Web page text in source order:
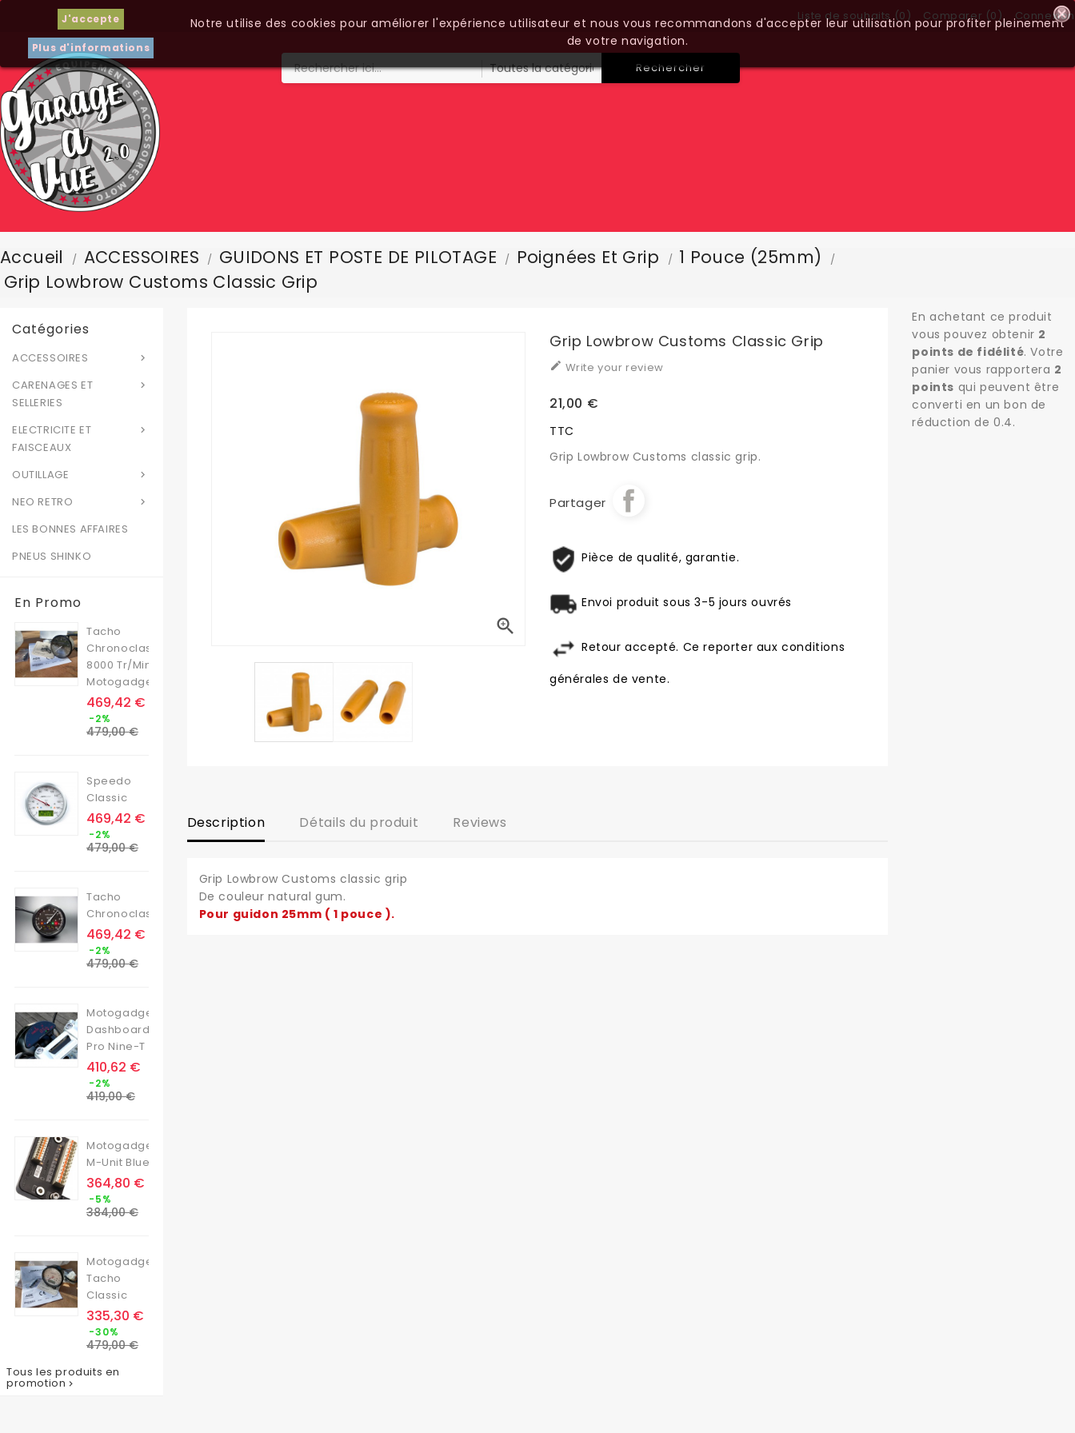
Connexion
Comparer (0)
Liste de souhaits (0)
Rechercher
J'accepte
Plus d'informations
Notre utilise des cookies pour améliorer l'expérience utilisateur et nous vous recommandons d'accepter leur utilisation pour profiter pleinement
de votre navigation.
Accueil ACCESSOIRES GUIDONS ET POSTE DE PILOTAGE Poignées Et Grip
1 Pouce (25mm)
Grip Lowbrow Customs Classic Grip
Catégories

ACCESSOIRES

CARENAGES ET
SELLERIES

ELECTRICITE ET
FAISCEAUX

OUTILLAGE

NEO RETRO
LES BONNES AFFAIRES
PNEUS SHINKO
En Promo
Tacho
Chronoclassic
8000 Tr/min
Motogadget
Prix
469,42 €
-2%
de
479,00 €
Speedo
Classic
Prix
469,42 €
-2%
de
479,00 €
Tacho
Chronoclassic
Prix
469,42 €
-2%
de
479,00 €
Motogadget
Dashboard
Pro Nine-T
Prix
410,62 €
-2%
de
419,00 €
Motogadget
M-Unit Blue
Prix
364,80 €
-5%
de
384,00 €
Motogadget
Tacho
Classic
Prix
335,30 €
-30%
de
479,00 €
Tous les produits en
promotion 

Grip Lowbrow Customs Classic Grip
 Write your review
21,00 €
TTC
Grip Lowbrow Customs classic grip.
Partager
Pièce de qualité, garantie.
Envoi produit sous 3-5 jours ouvrés
Retour accepté. Ce reporter aux conditions
générales de vente.
Description Détails du produit Reviews
Grip Lowbrow Customs classic grip
De couleur natural gum.
Pour guidon 25mm ( 1 pouce ).
En achetant ce produit
vous pouvez obtenir 2
points de fidélité. Votre
panier vous rapportera 2
points qui peuvent être
converti en un bon de
réduction de0.4.